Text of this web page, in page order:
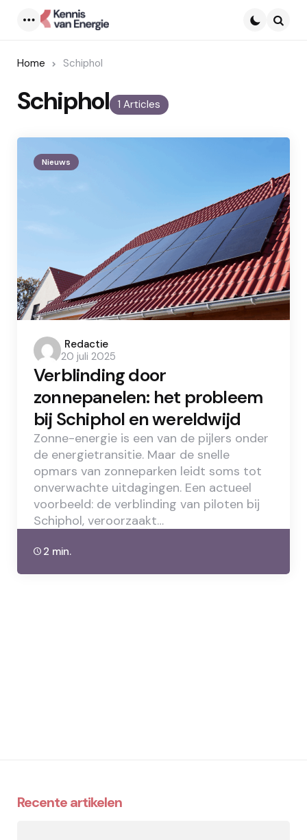
Home Schiphol
1 Articles
Schiphol
Nieuws
Posted
by
Redactie
20 juli 2025
Verblinding door
zonnepanelen: het probleem
bij Schiphol en wereldwijd
Zonne-energie is een van de pijlers onder
de energietransitie. Maar de snelle
opmars van zonneparken leidt soms tot
onverwachte uitdagingen. Een actueel
voorbeeld: de verblinding van piloten bij
Schiphol, veroorzaakt…
2 min.
Recente artikelen